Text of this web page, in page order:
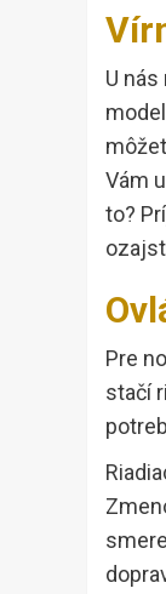
U
Vám
to?
Pre
stačí